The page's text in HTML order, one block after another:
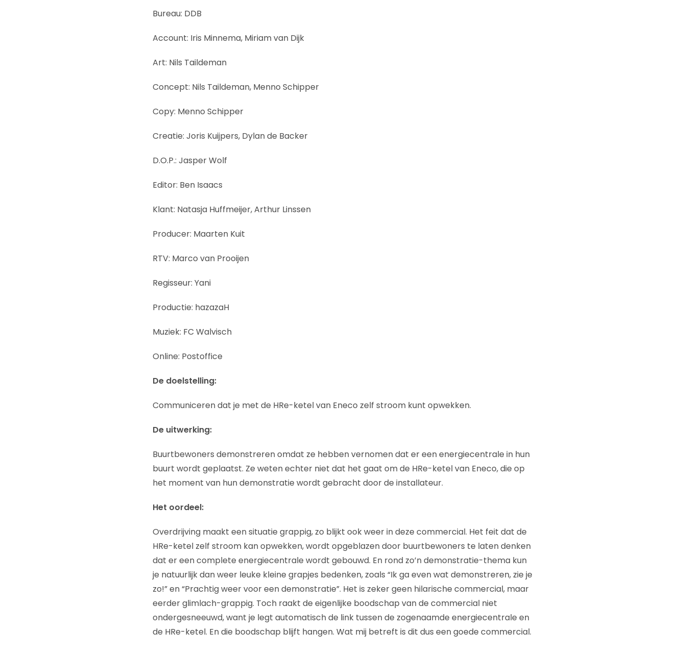
Bureau: DDB
Account: Iris Minnema, Miriam van Dijk
Art: Nils Taildeman
Concept: Nils Taildeman, Menno Schipper
Copy: Menno Schipper
Creatie: Joris Kuijpers, Dylan de Backer
D.O.P.: Jasper Wolf
Editor: Ben Isaacs
Klant: Natasja Huffmeijer, Arthur Linssen
Producer: Maarten Kuit
RTV: Marco van Prooijen
Regisseur: Yani
Productie: hazazaH
Muziek: FC Walvisch
Online: Postoffice
De doelstelling:
Communiceren dat je met de HRe-ketel van Eneco zelf stroom kunt opwekken.
De uitwerking:
Buurtbewoners demonstreren omdat ze hebben vernomen dat er een energiecentrale in hun
buurt wordt geplaatst. Ze weten echter niet dat het gaat om de HRe-ketel van Eneco, die op
het moment van hun demonstratie wordt gebracht door de installateur.
Het oordeel:
Overdrijving maakt een situatie grappig, zo blijkt ook weer in deze commercial. Het feit dat de
HRe-ketel zelf stroom kan opwekken, wordt opgeblazen door buurtbewoners te laten denken
dat er een complete energiecentrale wordt gebouwd. En rond zo’n demonstratie-thema kun
je natuurlijk dan weer leuke kleine grapjes bedenken, zoals “Ik ga even wat demonstreren, zie je
zo!” en “Prachtig weer voor een demonstratie”. Het is zeker geen hilarische commercial, maar
eerder glimlach-grappig. Toch raakt de eigenlijke boodschap van de commercial niet
ondergesneeuwd, want je legt automatisch de link tussen de zogenaamde energiecentrale en
de HRe-ketel. En die boodschap blijft hangen. Wat mij betreft is dit dus een goede commercial.